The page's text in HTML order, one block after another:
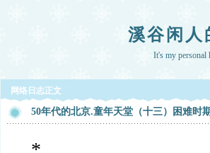
溪谷闲人
It's my personal
网络日志正文
50年代的北京.童年天堂（十三）困难时